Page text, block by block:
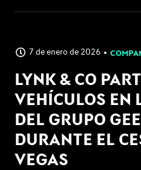
7 de enero de 2026
LYNK & CO
VEHÍCULOS EN
DEL GRUPO
DURANTE EL
VEGAS